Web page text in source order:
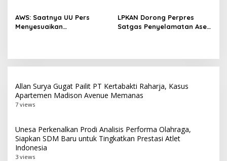
Masyarakat
Kegiatan Kampus demi
Kelancaran Penanganan
AWS: Saatnya UU Pers
Menyesuaikan
LPKAN Dorong Perpres
Satgas Penyelamatan Aset
Allan Surya Gugat Pailit PT Kertabakti Raharja, Kasus
Apartemen Madison Avenue Memanas
7 views
Unesa Perkenalkan Prodi Analisis Performa Olahraga,
Siapkan SDM Baru untuk Tingkatkan Prestasi Atlet
Indonesia
3 views